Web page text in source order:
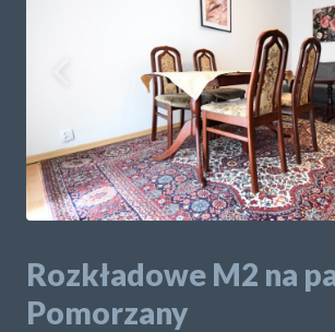
DLA
USŁUGI
O NAS
KONTAKT
Rozkładowe M2 na
Pomorzany